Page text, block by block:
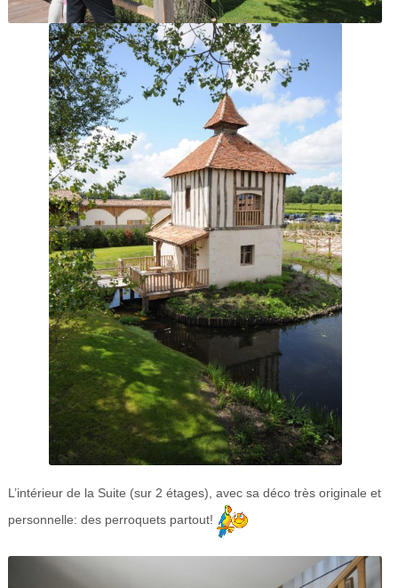
L’intérieur de la Suite (sur 2 étages), avec sa déco très originale et
personnelle: des perroquets partout!